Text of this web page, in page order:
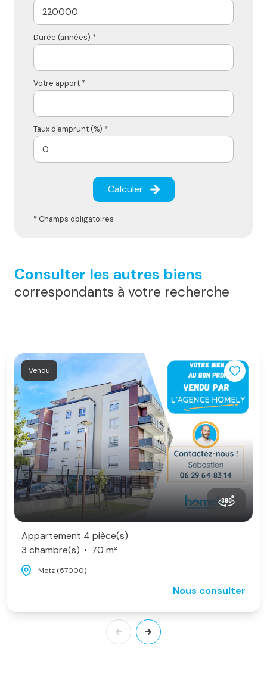
Durée (années) *
Votre apport *
Taux d'emprunt (%) *
Calculer
* Champs obligatoires
Consulter les autres biens
correspondants à votre recherche
Vendu
Appartement 4 pièce(s)
3 chambre(s)
70 m²
Metz (57000)
Nous consulter